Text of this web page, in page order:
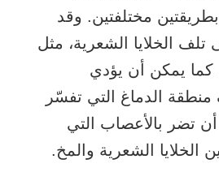
مختلفتين. وقد
تلف الخلايا الشعرية، مثل
كما يمكن أن يؤدي
منطقة الدماغ التي تفسّر
تضر بالأعصاب التي
الخلايا الشعرية والمخ.